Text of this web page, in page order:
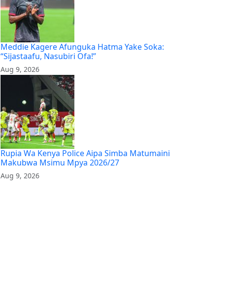
Meddie Kagere Afunguka Hatma Yake Soka:
“Sijastaafu, Nasubiri Ofa!”
Aug 9, 2026
Rupia Wa Kenya Police Aipa Simba Matumaini
Makubwa Msimu Mpya 2026/27
Aug 9, 2026